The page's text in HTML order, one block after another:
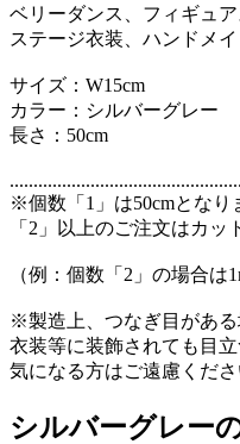
ベリーダンス、フィギュ
ステージ衣装、ハンドメ
サイズ：W15cm
カラー：シルバーグレー
長さ：50cm
※個数「1」は50cmとなり
「2」以上のご注文はカッ
（例：個数「2」の場合は
※製造上、つなぎ目がある
衣装等に装飾されても目
気になる方はご遠慮くだ
シルバーグレー